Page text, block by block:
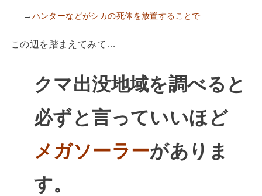
→ ハンターなどがシカの死体を放置することで
この辺を踏まえてみて…
クマ出没地域を調べると
必ずと言っていいほど
メガソーラーがありま
す。